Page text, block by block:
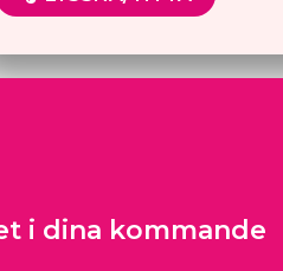
i dina kommande